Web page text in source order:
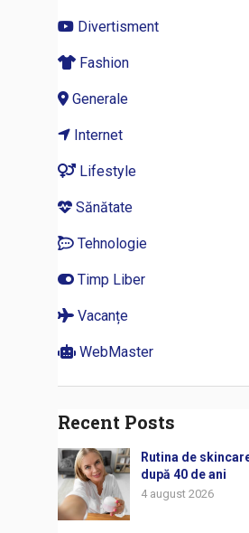
Divertisment
Fashion
Generale
Internet
Lifestyle
Sănătate
Tehnologie
Timp Liber
Vacanțe
WebMaster
Recent Posts
Rutina de
după 40 de ani
4 august 2026